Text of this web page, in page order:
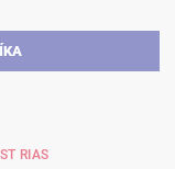
RIAS